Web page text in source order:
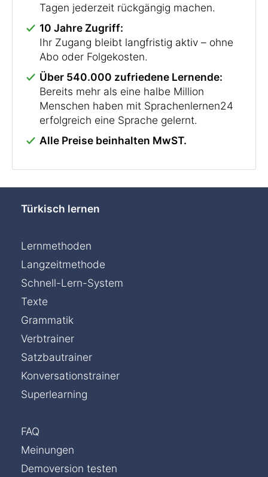
Tagen jederzeit rückgängig machen.
10 Jahre Zugriff:
Ihr Zugang bleibt langfristig aktiv – ohne
Abo oder Folgekosten.
Über 540.000 zufriedene Lernende:
Bereits mehr als eine halbe Million
Menschen haben mit Sprachenlernen24
erfolgreich eine Sprache gelernt.
Alle Preise beinhalten MwST.
Türkisch lernen
Lernmethoden
Langzeitmethode
Schnell-Lern-System
Texte
Grammatik
Verbtrainer
Satzbautrainer
Konversationstrainer
Superlearning
FAQ
Meinungen
Demoversion testen